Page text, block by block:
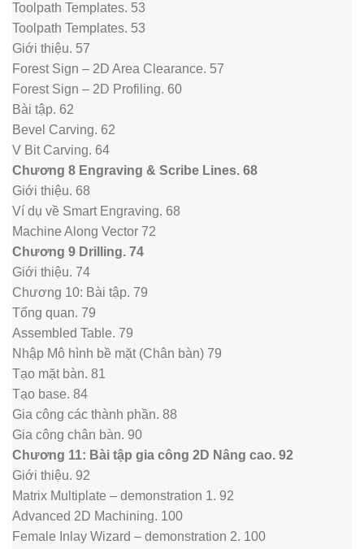
Toolpath Templates. 53
Toolpath Templates. 53
Giới thiệu. 57
Forest Sign – 2D Area Clearance. 57
Forest Sign – 2D Profiling. 60
Bài tập. 62
Bevel Carving. 62
V Bit Carving. 64
Chương 8 Engraving & Scribe Lines. 68
Giới thiệu. 68
Ví dụ về Smart Engraving. 68
Machine Along Vector 72
Chương 9 Drilling. 74
Giới thiệu. 74
Chương 10: Bài tập. 79
Tổng quan. 79
Assembled Table. 79
Nhập Mô hình bề mặt (Chân bàn) 79
Tạo mặt bàn. 81
Tạo base. 84
Gia công các thành phần. 88
Gia công chân bàn. 90
Chương 11: Bài tập gia công 2D Nâng cao. 92
Giới thiệu. 92
Matrix Multiplate – demonstration 1. 92
Advanced 2D Machining. 100
Female Inlay Wizard – demonstration 2. 100